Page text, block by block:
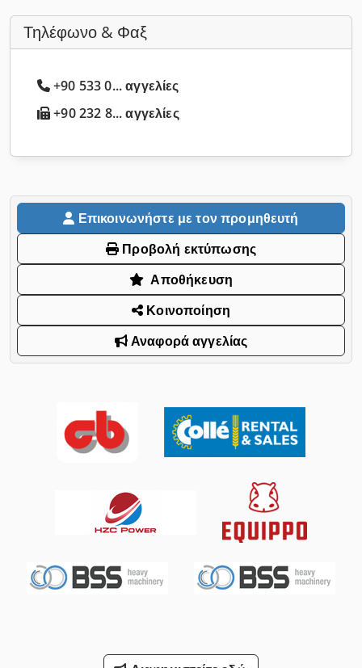
Τηλέφωνο & Φαξ
+90 533 0... αγγελίες
+90 232 8... αγγελίες
Επικοινωνήστε με τον προμηθευτή
Προβολή εκτύπωσης
Αποθήκευση
Κοινοποίηση
Αναφορά αγγελίας